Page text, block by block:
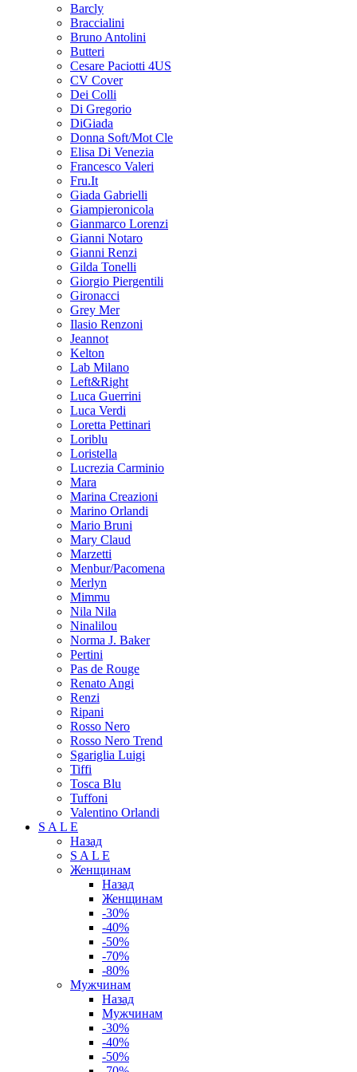
Barcly
Braccialini
Bruno Antolini
Butteri
Cesare Paciotti 4US
CV Cover
Dei Colli
Di Gregorio
DiGiada
Donna Soft/Mot Cle
Elisa Di Venezia
Francesco Valeri
Fru.It
Giada Gabrielli
Giampieronicola
Gianmarco Lorenzi
Gianni Notaro
Gianni Renzi
Gilda Tonelli
Giorgio Piergentili
Gironacci
Grey Mer
Ilasio Renzoni
Jeannot
Kelton
Lab Milano
Left&Right
Luca Guerrini
Luca Verdi
Loretta Pettinari
Loriblu
Loristella
Lucrezia Carminio
Mara
Marina Creazioni
Marino Orlandi
Mario Bruni
Mary Claud
Marzetti
Menbur/Pacomena
Merlyn
Mimmu
Nila Nila
Ninalilou
Norma J. Baker
Pertini
Pas de Rouge
Renato Angi
Renzi
Ripani
Rosso Nero
Rosso Nero Trend
Sgariglia Luigi
Tiffi
Tosca Blu
Tuffoni
Valentino Orlandi
S A L E
Назад
S A L E
Женщинам
Назад
Женщинам
-30%
-40%
-50%
-70%
-80%
Мужчинам
Назад
Мужчинам
-30%
-40%
-50%